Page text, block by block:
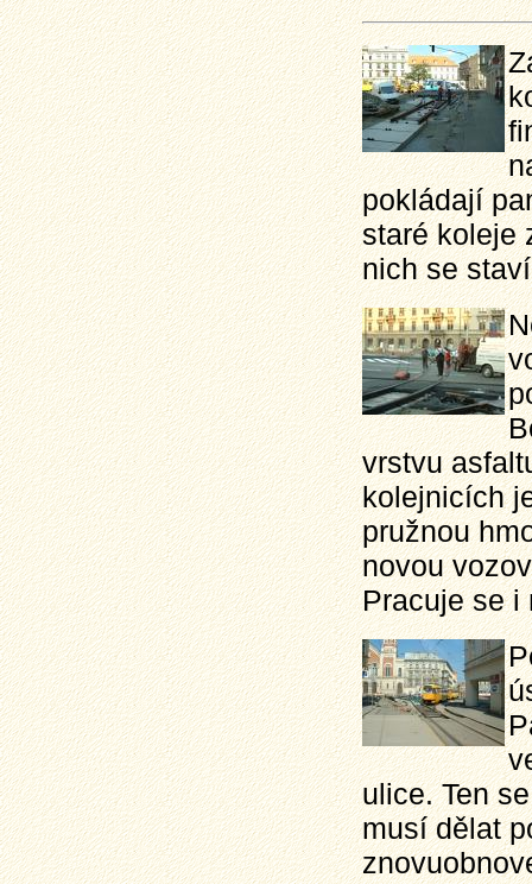
pokládají
staré koleje
nich se
vrstvu
kolejnicích
pružnou
novou
Pracuje se i
ulice. Ten
musí dělat